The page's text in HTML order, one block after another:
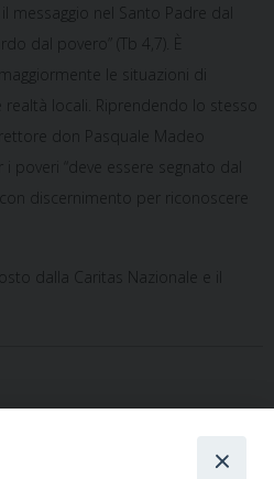
messaggio nel Santo Padre dal
dal povero” (Tb 4,7). È
le situazioni di
locali. Riprendendo lo stesso
don Pasquale Madeo
poveri “deve essere segnato dal
discernimento per riconoscere
dalla Caritas Nazionale e il